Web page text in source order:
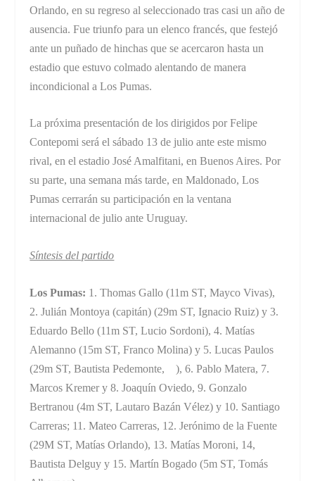
Orlando, en su regreso al seleccionado tras casi un año de
ausencia. Fue triunfo para un elenco francés, que festejó
ante un puñado de hinchas que se acercaron hasta un
estadio que estuvo colmado alentando de manera
incondicional a Los Pumas.
La próxima presentación de los dirigidos por Felipe
Contepomi será el sábado 13 de julio ante este mismo
rival, en el estadio José Amalfitani, en Buenos Aires. Por
su parte, una semana más tarde, en Maldonado, Los
Pumas cerrarán su participación en la ventana
internacional de julio ante Uruguay.
Síntesis del partido
Los Pumas: 1. Thomas Gallo (11m ST, Mayco Vivas),
2. Julián Montoya (capitán) (29m ST, Ignacio Ruiz) y 3.
Eduardo Bello (11m ST, Lucio Sordoni), 4. Matías
Alemanno (15m ST, Franco Molina) y 5. Lucas Paulos
(29m ST, Bautista Pedemonte, ), 6. Pablo Matera, 7.
Marcos Kremer y 8. Joaquín Oviedo, 9. Gonzalo
Bertranou (4m ST, Lautaro Bazán Vélez) y 10. Santiago
Carreras; 11. Mateo Carreras, 12. Jerónimo de la Fuente
(29M ST, Matías Orlando), 13. Matías Moroni, 14,
Bautista Delguy y 15. Martín Bogado (5m ST, Tomás